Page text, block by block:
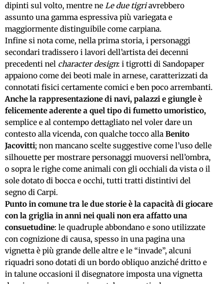
dipinti sul volto, mentre ne Le due tigriavrebbero
assunto una gamma espressiva più variegata e
maggiormente distinguibile come carpiana.
Infine si nota come, nella prima storia, i personaggi
secondari tradissero i lavori dell’artista dei decenni
precedenti nel character design: i tigrotti di Sandopaper
appaiono come dei beoti male in arnese, caratterizzati da
connotati fisici certamente comici e ben poco arrembanti.
Anche la rappresentazione di navi, palazzi e giungle è
felicemente aderente a quel tipo di fumetto umoristico,
semplice e al contempo dettagliato nel voler dare un
contesto alla vicenda, con qualche tocco alla Benito
Jacovitti; non mancano scelte suggestive come l’uso delle
silhouette per mostrare personaggi muoversi nell’ombra,
o sopra le righe come animali con gli occhiali da vista o il
sole dotato di bocca e occhi, tutti tratti distintivi del
segno di Carpi.
Punto in comune tra le due storie è la capacità di giocare
con la griglia in anni nei quali non era affatto una
consuetudine: le quadruple abbondano e sono utilizzate
con cognizione di causa, spesso in una pagina una
vignetta è più grande delle altre e le “invade”, alcuni
riquadri sono dotati di un bordo obliquo anziché dritto e
in talune occasioni il disegnatore imposta una vignetta